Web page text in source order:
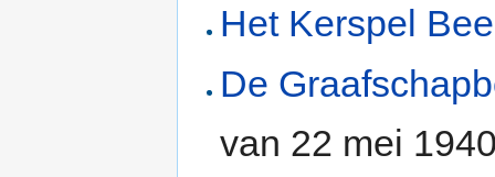
Het Kerspel
De
van 22 mei